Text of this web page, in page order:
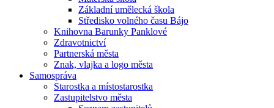
Základní umělecká škola
Středisko volného času Bájo
Knihovna Barunky Panklové
Zdravotnictví
Partnerská města
Znak, vlajka a logo města
Samospráva
Starostka a místostarostka
Zastupitelstvo města